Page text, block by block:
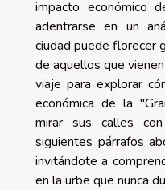
impacto económico
adentrarse en un
ciudad puede florecer
de aquellos que
viaje para explorar
económica de la
mirar sus calles
siguientes párrafos
invitándote a
en la urbe que nunca